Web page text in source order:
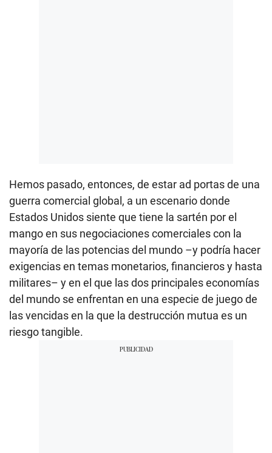
Hemos pasado, entonces, de estar ad portas de una
guerra comercial global, a un escenario donde
Estados Unidos siente que tiene la sartén por el
mango en sus negociaciones comerciales con la
mayoría de las potencias del mundo –y podría hacer
exigencias en temas monetarios, financieros y hasta
militares– y en el que las dos principales economías
del mundo se enfrentan en una especie de juego de
las vencidas en la que la destrucción mutua es un
riesgo tangible.